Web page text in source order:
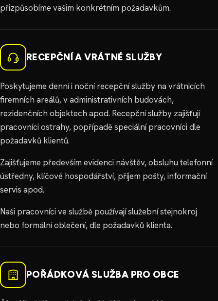
přizpůsobíme vašim konkrétním požadavkům.
RECEPČNÍ A VRÁTNÉ SLUŽBY
Poskytujeme denní i noční recepční služby na vrátnicích
firemních areálů, v administrativních budovách,
rezidenčních objektech apod. Recepční služby zajišťují
pracovníci ostrahy, popřípadě speciální pracovníci dle
požadavků klientů.
Zajišťujeme především evidenci návštěv, obsluhu telefonní
ústředny, klíčové hospodářství, příjem pošty, informační
servis apod.
Naši pracovníci ve službě používají služební stejnokroj
nebo formální oblečení, dle požadavků klienta.
POŘÁDKOVÁ SLUŽBA PRO OBCE